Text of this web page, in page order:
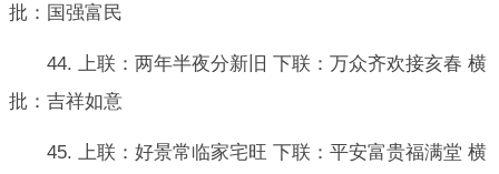
批：国强富民
44. 上联：两年半夜分新旧 下联：万众齐欢接亥春 横
批：吉祥如意
45. 上联：好景常临家宅旺 下联：平安富贵福满堂 横